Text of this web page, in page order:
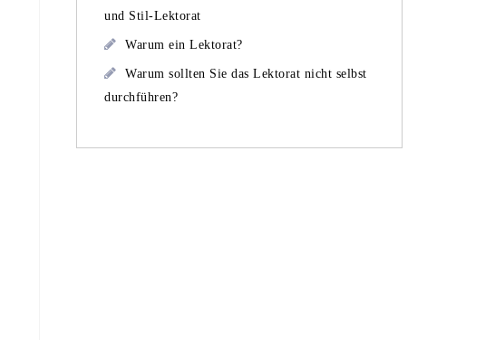
und Stil-Lektorat
Warum ein Lektorat?
Warum sollten Sie das Lektorat nicht selbst
durchführen?